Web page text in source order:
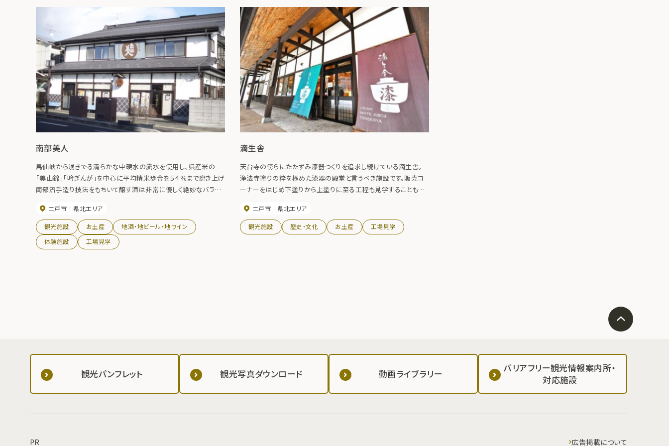
南部美人
馬仙峡から湧きでる清らかな中硬水の流水を使用し、県産米の
「美山錦」「吟ぎんが」を中心に平均精米歩合を５４％まで磨き上げ
南部流手造り技法をもちいて醸す酒は非常に優しく絶妙なバラン
二戸市 県北エリア
観光施設 お土産
地酒・地ビール・地ワイン
体験施設
工場見学
滴生舎
天台寺の傍らにたたずみ漆器つくりを追求し続けている滴生舎。
浄法寺塗りの粋を極めた漆器の殿堂と言うべき施設です。販売コ
ーナーをはじめ下塗りから上塗りに至る工程も見学することもで
二戸市 県北エリア
観光施設 歴史・文化 お土産 工場見学
観光パンフレット 観光写真ダウンロード 動画ライブラリー
バリアフリー観光情報案内所・
対応施設
PR 広告掲載について